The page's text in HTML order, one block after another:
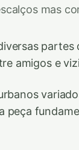
mas
amigos e
peça